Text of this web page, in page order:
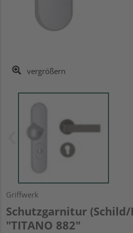
vergrößern
Griffwerk
Schutzgarnitur
"TITANO 882"